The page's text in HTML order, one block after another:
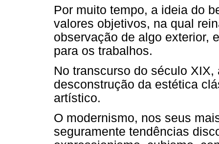
Por muito tempo, a ideia do
valores objetivos, na qual
observação de algo exterior,
para os trabalhos.
No transcurso do século
desconstrução da estética
artístico.
O modernismo, nos seus
seguramente tendências